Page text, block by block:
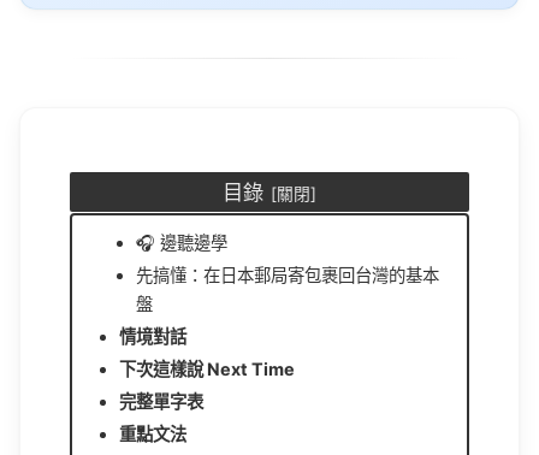
目錄
🎧 邊聽邊學
先搞懂：在日本郵局寄包裹回台灣的基本
盤
情境對話
下次這樣說 Next Time
完整單字表
重點文法